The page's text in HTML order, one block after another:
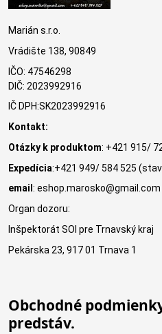
Marián s.r.o.
Vrádište 138, 90849
IČO: 47546298
DIČ: 2023992916
IČ DPH:SK2023992916
Kontakt:
Otázky k produktom: +421 915/
Expedícia:+421 949/ 584 525
email : eshop.marosko@gmail.com
Organ dozoru:
Inšpektorát SOI pre Trnavský kraj
Pekárska 23, 917 01 Trnava 1
Obchodné
predstáv.